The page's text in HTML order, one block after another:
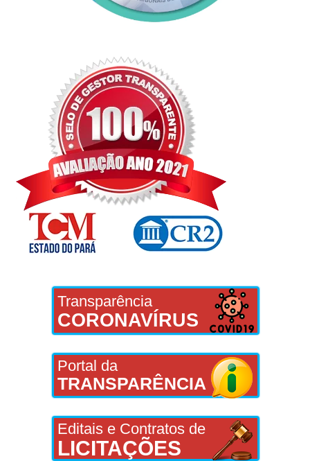
Transparência
CORONAVÍRUS
Portal da
TRANSPARÊNCIA
Editais e Contratos de
LICITAÇÕES